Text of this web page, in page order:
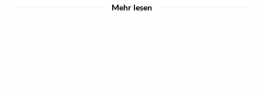
Mehr lesen